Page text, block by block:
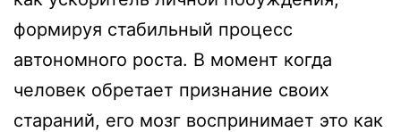
формируя стабильный процесс
автономного роста. В момент когда
человек обретает признание своих
стараний, его мозг воспринимает это как